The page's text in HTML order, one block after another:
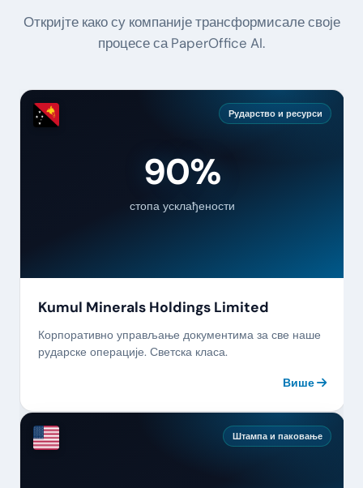
Откријте како су компаније трансформисале своје
процесе са PaperOffice AI.
Рударство и ресурси
90%
стопа усклађености
Kumul Minerals Holdings Limited
Корпоративно управљање документима за све наше
рударске операције. Светска класа.
Више
Штампа и паковање